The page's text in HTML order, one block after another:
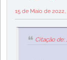
15 de Maio de 2022,
Citação de: